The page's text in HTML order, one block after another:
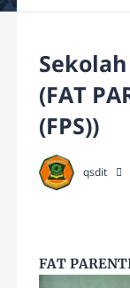
(FAT
(FPS))
qsdit
FAT